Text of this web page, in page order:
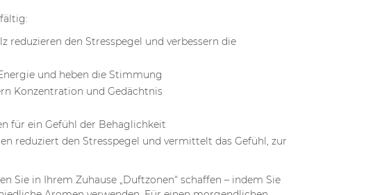
reduzieren den Stresspegel und verbessern die
und heben die Stimmung
Konzentration und Gedächtnis
für ein Gefühl der Behaglichkeit
reduziert den Stresspegel und vermittelt das Gefühl, zur
Sie in Ihrem Zuhause „Duftzonen“ schaffen – indem Sie